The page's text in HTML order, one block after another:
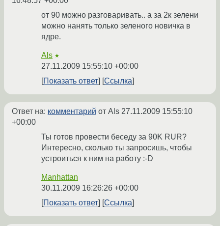
от 90 можно разговаривать.. а за 2к зелени
можно нанять только зеленого новичка в
ядре.
Als ★
27.11.2009 15:55:10 +00:00
Показать ответ
Ссылка
Ответ на: комментарий от Als 27.11.2009 15:55:10
+00:00
Ты готов провести беседу за 90K RUR?
Интересно, сколько ты запросишь, чтобы
устроиться к ним на работу :-D
Manhattan
30.11.2009 16:26:26 +00:00
Показать ответ
Ссылка